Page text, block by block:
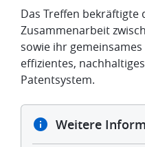
Das Treffen bekräftigte
Zusammenarbeit
sowie ihr
effizientes,
Patentsystem.
Weitere